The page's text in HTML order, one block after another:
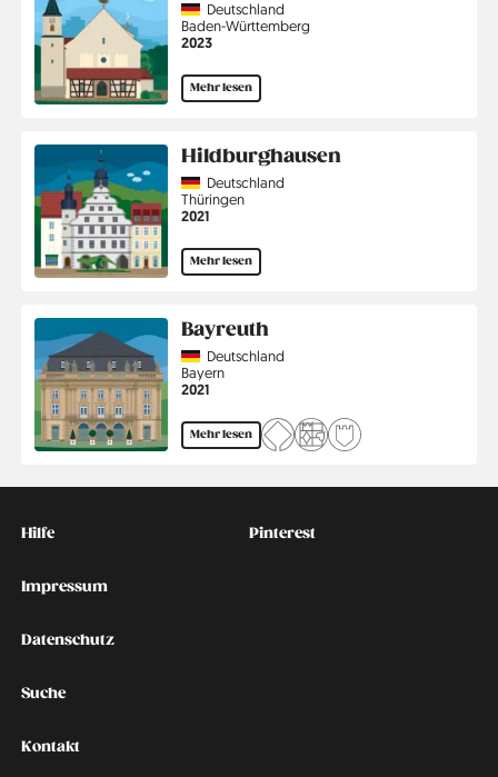
CountryDeutschland
Region
Baden-Württemberg
Jahr
2023
Mehr lesen
Hildburghausen
CountryDeutschland
Region
Thüringen
Jahr
2021
Mehr lesen
Bayreuth
CountryDeutschland
Region
Bayern
Jahr
2021
Mehr lesen
Kontakt
Hilfe
Impressum
Datenschutz
Suche
Kontakt
Social
Pinterest